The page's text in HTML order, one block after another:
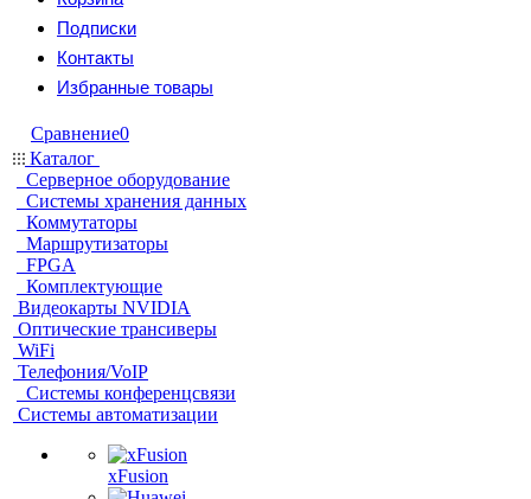
Подписки
Контакты
Избранные товары
Сравнение0
Каталог
Серверное оборудование
Системы хранения данных
Коммутаторы
Маршрутизаторы
FPGA
Комплектующие
Видеокарты NVIDIA
Оптические трансиверы
WiFi
Телефония/VoIP
Системы конференцсвязи
Системы автоматизации
xFusion